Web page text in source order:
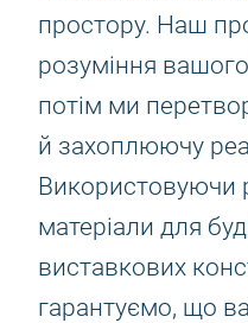
простору. Наш
розуміння
потім ми
й захоплюючу
Використовуючи
матеріали для
виставкових
гарантуємо, що